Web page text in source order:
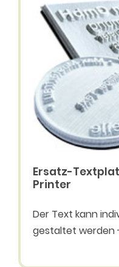
Ersatz-
Printer
Der Text kann
gestaltet werden